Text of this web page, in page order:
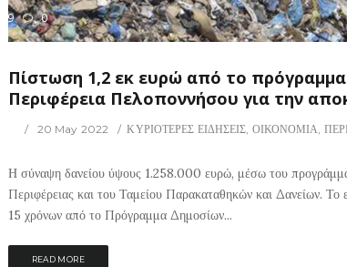
399 0
Πίστωση 1,2 εκ ευρώ από το πρόγραμμα
Περιφέρεια Πελοποννήσου για την
20 May 2022 ΚΥΡΙΟΤΕΡΕΣ ΕΙΔΗΣΕΙΣ ΟΙΚΟΝΟΜΙΑ
Η σύναψη δανείου ύψους 1.258.000 ευρώ, μέσω του
Περιφέρειας και του Ταμείου Παρακαταθηκών και Δανείων. Το
15 χρόνων από το Πρόγραμμα Δημοσίων...
READ MORE